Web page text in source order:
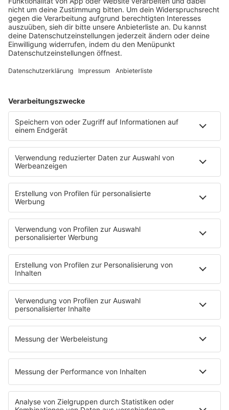
barba radio
Lagerfeuer
Füße hoch
Schmusekatze
Song Contest
Mädelsabend
Ich hasse Sport
Sonntag Morgen
Strandbar
Putzfimmel
Deutschpop
Deutsche Liebeslieder
PODCASTS
Mit den Waffeln einer Frau
Frühstück bei Barbara
Brave & One
NotAufnahme
"Bewerbung und Karriere"
Aber bitte mit Schlager
Erdbeerkäse
Fitness mit M.A.R.K
Glück in Worten
Todesursache
Niemand muss ein Promi sein
PROGRAMM
Mit den Waffeln einer Frau
SERVICE